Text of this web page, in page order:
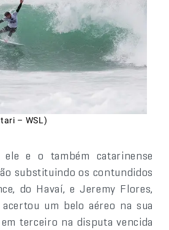
– WSL)
ele e o também catarinense
substituindo os contundidos
do Havaí, e Jeremy Flores,
um belo aéreo na sua
terceiro na disputa vencida